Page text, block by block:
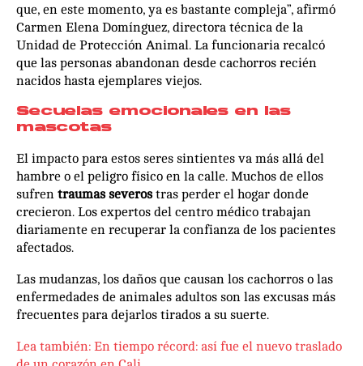
que, en este momento, ya es bastante compleja”, afirmó
Carmen Elena Domínguez, directora técnica de la
Unidad de Protección Animal. La funcionaria recalcó
que las personas abandonan desde cachorros recién
nacidos hasta ejemplares viejos.
Secuelas emocionales en las
mascotas
El impacto para estos seres sintientes va más allá del
hambre o el peligro físico en la calle. Muchos de ellos
sufren traumas severostras perder el hogar donde
crecieron. Los expertos del centro médico trabajan
diariamente en recuperar la confianza de los pacientes
afectados.
Las mudanzas, los daños que causan los cachorros o las
enfermedades de animales adultos son las excusas más
frecuentes para dejarlos tirados a su suerte.
Lea también: En tiempo récord: así fue el nuevo traslado